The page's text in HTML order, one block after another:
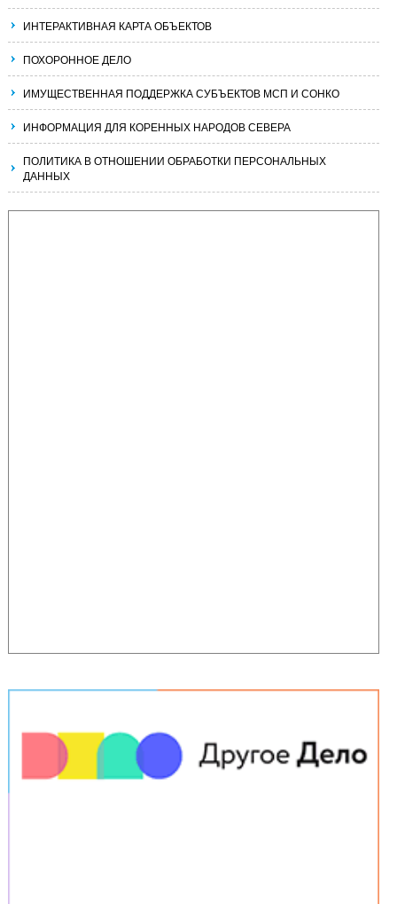
ИНТЕРАКТИВНАЯ КАРТА ОБЪЕКТОВ
ПОХОРОННОЕ ДЕЛО
ИМУЩЕСТВЕННАЯ ПОДДЕРЖКА СУБЪЕКТОВ МСП И СОНКО
ИНФОРМАЦИЯ ДЛЯ КОРЕННЫХ НАРОДОВ СЕВЕРА
ПОЛИТИКА В ОТНОШЕНИИ ОБРАБОТКИ ПЕРСОНАЛЬНЫХ
ДАННЫХ